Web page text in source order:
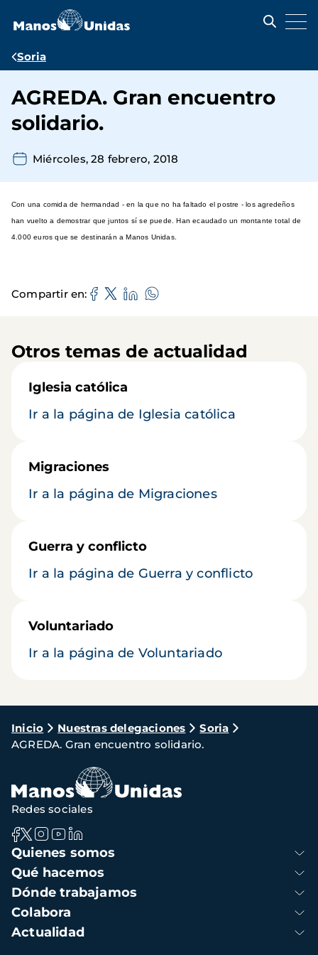
contenido
Ruta
navegación
Soria
AGREDA. Gran encuentro
solidario.
Miércoles, 28 febrero, 2018
Con una comida de hermandad - en la que no ha faltado el postre - los agredeños
han vuelto a demostrar que juntos sí se puede. Han ecaudado un montante total de
4.000 euros que se destinarán a Manos Unidas.
Compartir en
Otros temas de actualidad
Iglesia católica
Ir a la página de Iglesia católica
Migraciones
Ir a la página de Migraciones
Guerra y conflicto
Ir a la página de Guerra y conflicto
Voluntariado
Ir a la página de Voluntariado
Ruta
de
navegación
Inicio Nuestras delegaciones
Soria
AGREDA. Gran encuentro solidario.
Navegación
principal
Quienes somos
Qué hacemos
Dónde trabajamos
Colabora
Actualidad
Redes sociales